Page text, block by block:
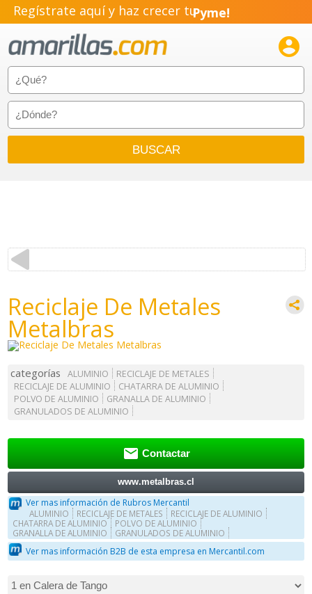
Regístrate aquí y haz crecer tuPyme!
Emprendimiento!

Reciclaje De Metales
Metalbras
categorías ALUMINIO
RECICLAJE DE METALES
RECICLAJE DE ALUMINIO
CHATARRA DE ALUMINIO
POLVO DE ALUMINIO
GRANALLA DE ALUMINIO
GRANULADOS DE ALUMINIO
 Contactar
www.metalbras.cl
Ver mas información de Rubros Mercantil
ALUMINIO RECICLAJE DE METALES
RECICLAJE DE ALUMINIO
CHATARRA DE ALUMINIO
POLVO DE ALUMINIO
GRANALLA DE ALUMINIO
GRANULADOS DE ALUMINIO
Ver mas información B2B de esta empresa en Mercantil.com